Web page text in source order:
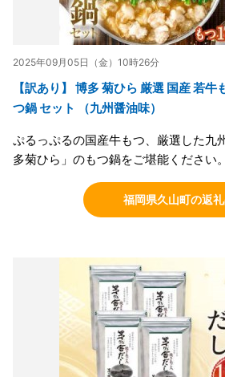
2025年09月05日（金）10時26分
【訳あり】 博多 菊ひら 厳選 国産 若
つ鍋 セット （九州醤油味）
ぷるっぷるの国産牛もつ、厳選した九
多菊ひら」のもつ鍋をご堪能ください。
福岡県久山町の返